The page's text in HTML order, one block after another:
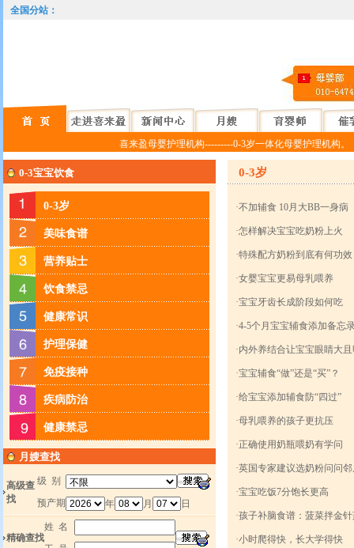
全国分站：
喜来盈母婴护理机构---------0-3岁一体化母婴护理机构。
0-3宝宝饮食
0-3岁
美味食谱
营养贴士
饮食禁忌
健康常识
护理保健
免疫接种
疾病防治
健康禁忌
月嫂查找
高级查
找
级 别
预产期
年 月 日
精确查找
姓 名
0-3岁
·不加辅食 10月大BB一身病
·怎样解决宝宝吃奶粉上火
·特殊配方奶粉到底有何功效
·女婴宝宝更易母乳喂养
·宝宝牙齿长成阶段如何吃
·4-5个月宝宝辅食添加备忘
·内外养结合让宝宝眼睛大
·宝宝辅食“做”还是“买”？
·给宝宝添加辅食防“四过”
·母乳喂养的孩子更抗压
·正确使用奶瓶喂奶有学问
·英国专家建议选奶粉问问
·宝宝吃饭7分饱长更高
·孩子补脑食谱：菠菜拌金
·小时爬得快，长大学得快